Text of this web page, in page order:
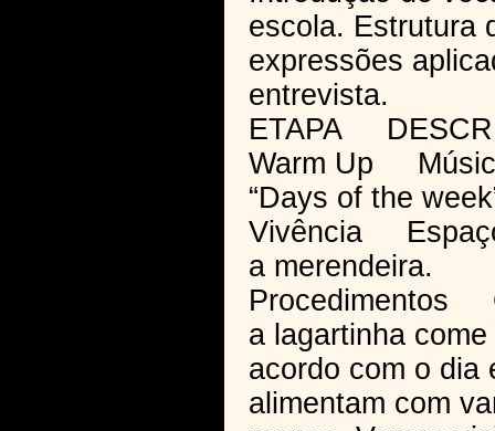
escola. Estrutura
expressões
entrevista.
ETAPA
Warm Up
“Days of the
Vivência
a merendeira.
Procedimentos
a lagartinha
acordo com o dia
alimentam com